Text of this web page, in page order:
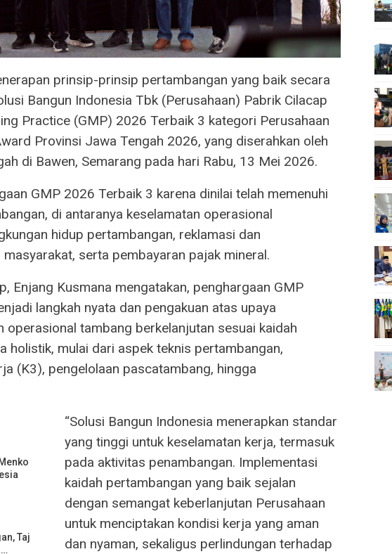
prinsip-prinsip pertambangan yang baik secara
Bangun Indonesia Tbk (Perusahaan) Pabrik Cilacap
Practice (GMP) 2026 Terbaik 3 kategori Perusahaan
Provinsi Jawa Tengah 2026, yang diserahkan oleh
di Bawen, Semarang pada hari Rabu, 13 Mei 2026.
GMP 2026 Terbaik 3 karena dinilai telah memenuhi
di antaranya keselamatan operasional
hidup pertambangan, reklamasi dan
serta pembayaran pajak mineral.
Enjang Kusmana mengatakan, penghargaan GMP
langkah nyata dan pengakuan atas upaya
operasional tambang berkelanjutan sesuai kaidah
holistik, mulai dari aspek teknis pertambangan,
(K3), pengelolaan pascatambang, hingga
Taj
“Solusi Bangun Indonesia menerapkan standar
yang tinggi untuk keselamatan kerja, termasuk
pada aktivitas penambangan. Implementasi
kaidah pertambangan yang baik sejalan
dengan semangat keberlanjutan Perusahaan
untuk menciptakan kondisi kerja yang aman
dan nyaman, sekaligus perlindungan terhadap